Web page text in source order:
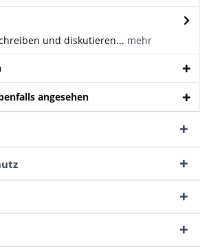
und diskutieren... mehr
angesehen